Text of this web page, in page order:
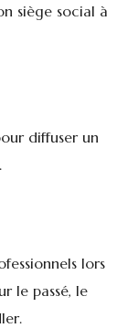
siège social à
diffuser un
lors
le passé, le